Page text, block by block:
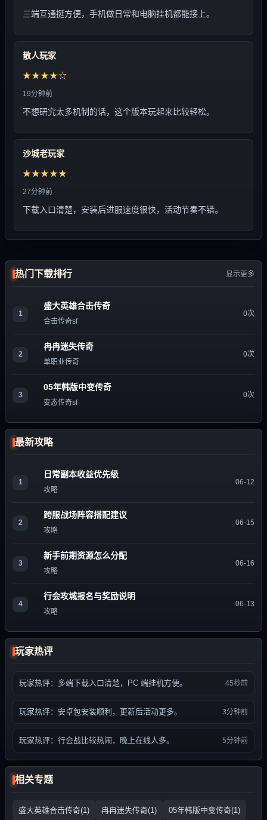
三端互通挺方便，手机做日常和电脑挂机都能接上。
散人玩家
★★★★☆
19分钟前
不想研究太多机制的话，这个版本玩起来比较轻松。
沙城老玩家
★★★★★
27分钟前
下载入口清楚，安装后进服速度很快，活动节奏不错。
热门下载排行 显示更多
1
盛大英雄合击传奇
合击传奇sf
0次
2
冉冉迷失传奇
单职业传奇
0次
3
05年韩版中变传奇
变态传奇sf
0次
最新攻略
1
日常副本收益优先级
攻略
06-12
2
跨服战场阵容搭配建议
攻略
06-15
3
新手前期资源怎么分配
攻略
06-16
4
行会攻城报名与奖励说明
攻略
06-13
玩家热评
玩家热评：多端下载入口清楚，PC 端挂机方便。 45秒前
玩家热评：安卓包安装顺利，更新后活动更多。 3分钟前
玩家热评：行会战比较热闹，晚上在线人多。 5分钟前
相关专题
盛大英雄合击传奇(1) 冉冉迷失传奇(1) 05年韩版中变传奇(1)